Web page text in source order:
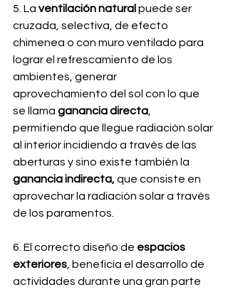
5. La ventilación natural puede ser
cruzada, selectiva, de efecto
chimenea o con muro ventilado para
lograr el refrescamiento de los
ambientes, generar
aprovechamiento del sol con lo que
se llama ganancia directa
permitiendo que llegue radiación solar
al interior incidiendo a través de las
aberturas y sino existe también la
ganancia indirecta, que consiste en
aprovechar la radiación solar a través
de los paramentos.
6. El correcto diseño de espacios
exteriores , beneficia el desarrollo de
actividades durante una gran parte